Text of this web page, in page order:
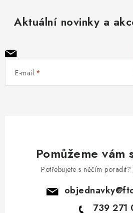
Aktuální novinky a
E-mail
Pomůžeme vám
Potřebujete s něčím poradit?
objednavky@
739 271